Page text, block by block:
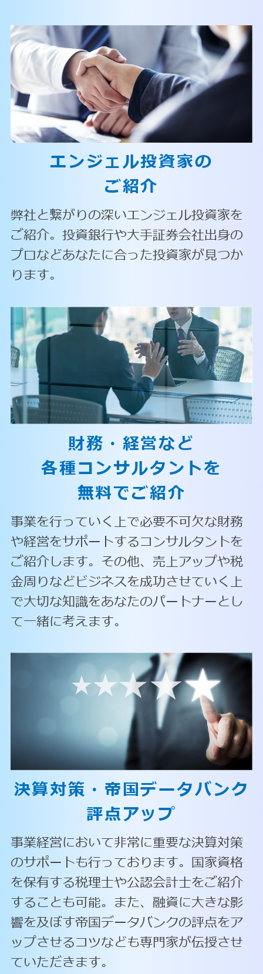
エンジェル投資家の
ご紹介
弊社と繋がりの深いエンジェル投資家を
ご紹介。投資銀行や大手証券会社出身の
プロなどあなたに合った投資家が見つか
ります。
財務・経営など
各種コンサルタントを
無料でご紹介
事業を行っていく上で必要不可欠な財務
や経営をサポートするコンサルタントを
ご紹介します。その他、売上アップや税
金周りなどビジネスを成功させていく上
で大切な知識をあなたのパートナーとし
て一緒に考えます。
決算対策・ 帝国データバンク
評点アップ
事業経営において非常に重要な決算対策
のサポートも行っております。国家資格
を保有する税理士や公認会計士をご紹介
することも可能。また、融資に大きな影
響を及ぼす帝国データバンクの評点をア
ップさせるコツなども専門家が伝授させ
ていただきます。